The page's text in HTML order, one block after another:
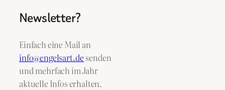
Newsletter?
Einfach eine Mail an
info@engelsart.desenden
und mehrfach im Jahr
aktuelle Infos erhalten.